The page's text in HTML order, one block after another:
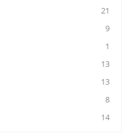
21
9
1
13
13
8
14